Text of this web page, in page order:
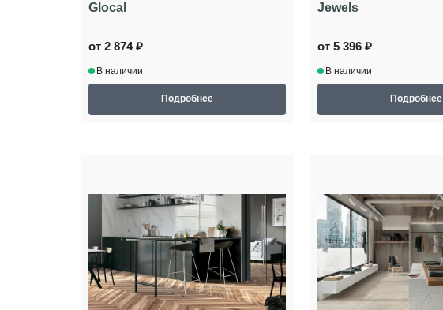
Glocal
от 2 874 ₽
В наличии
Подробнее
Jewels
от 5 396 ₽
В наличии
Подробнее